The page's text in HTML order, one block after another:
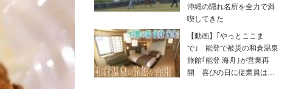
沖縄の隠れ名所を全力で満
喫してきた
【動画】｢やっとここま
で｣ 能登で被災の和倉温泉
旅館｢能登 海舟｣が営業再
開 喜びの日に従業員は…